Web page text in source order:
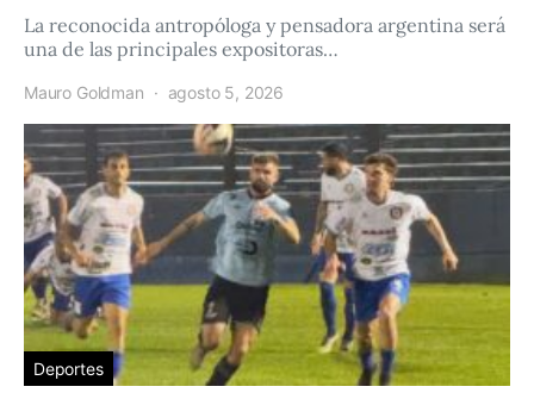
La reconocida antropóloga y pensadora argentina será
una de las principales expositoras…
Mauro Goldman agosto 5, 2026
Deportes